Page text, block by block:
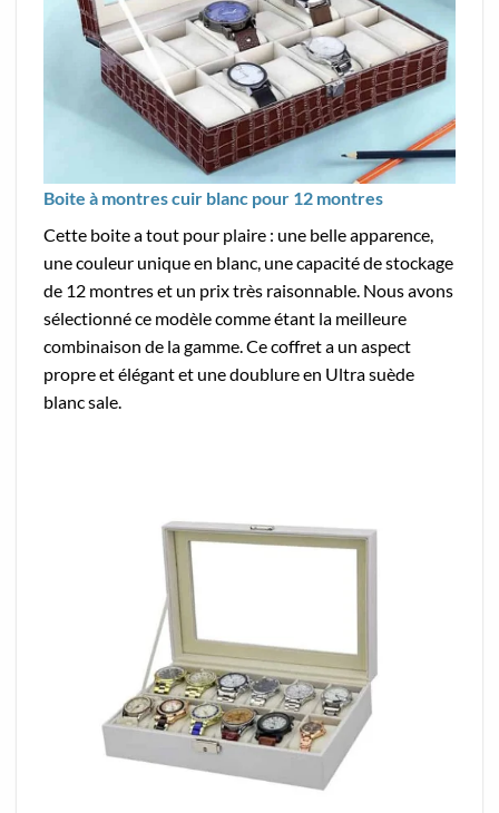
Boite à montres cuir blanc pour 12 montres
Cette boite a tout pour plaire : une belle apparence,
une couleur unique en blanc, une capacité de stockage
de 12 montres et un prix très raisonnable. Nous avons
sélectionné ce modèle comme étant la meilleure
combinaison de la gamme. Ce coffret a un aspect
propre et élégant et une doublure en Ultra suède
blanc sale.